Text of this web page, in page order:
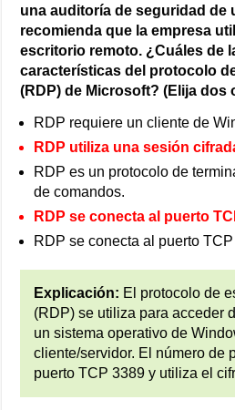
una auditoría de seguridad de
recomienda que la empresa
escritorio remoto. ¿Cuáles de
características del protocolo
(RDP) de Microsoft? (Elija dos
RDP requiere un cliente de
RDP utiliza una sesión
RDP es un protocolo de
de comandos.
RDP se conecta al puerto
RDP se conecta al puerto TCP
Explicación: El protocolo de
(RDP) se utiliza para acceder
un sistema operativo de
cliente/servidor. El número de
puerto TCP 3389 y utiliza el